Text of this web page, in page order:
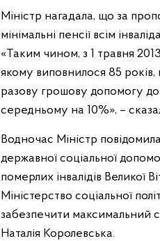
Міністр нагадала, що за
мінімальні пенсії всім
«Таким чином, з 1 травня
якому виповнилося 85
разову грошову допомогу до
середньому на 10%», –
Водночас Міністр
державної соціальної
померлих інвалідів Великої
Міністерство соціальної
забезпечити максимальний
Наталія Королевська.